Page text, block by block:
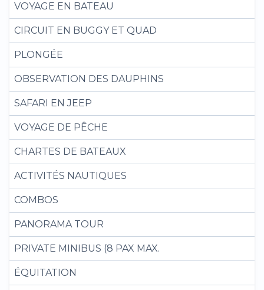
VOYAGE EN BATEAU
CIRCUIT EN BUGGY ET QUAD
PLONGÉE
OBSERVATION DES DAUPHINS
SAFARI EN JEEP
VOYAGE DE PÊCHE
CHARTES DE BATEAUX
ACTIVITÉS NAUTIQUES
COMBOS
PANORAMA TOUR
PRIVATE MINIBUS (8 PAX MAX.
ÉQUITATION